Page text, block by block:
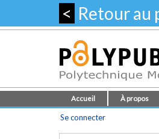
< Retour
Accueil À propos
Se connecter